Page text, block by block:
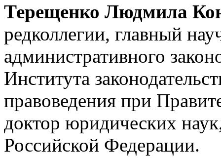
Терещенко Людмила
редколлегии, главный
административного
Института
правоведения при
доктор юридических
Российской Федерации.